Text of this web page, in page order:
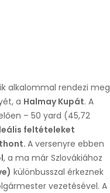
alkalommal rendezi meg
a Halmay Kupát. A
– 50 yard (45,72
feltételeket
A versenyre ebben
, a ma már Szlovákiához
különbusszal érkeznek
vezetésével. A